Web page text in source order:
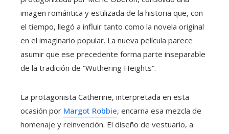
imagen romántica y estilizada de la historia que, con
el tiempo, llegó a influir tanto como la novela original
en el imaginario popular. La nueva película parece
asumir que ese precedente forma parte inseparable
de la tradición de “Wuthering Heights”.
La protagonista Catherine, interpretada en esta
ocasión por Margot Robbie, encarna esa mezcla de
homenaje y reinvención. El diseño de vestuario, a